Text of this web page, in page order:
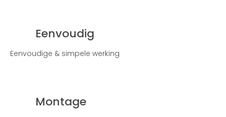
Eenvoudig
Eenvoudige & simpele werking
Montage